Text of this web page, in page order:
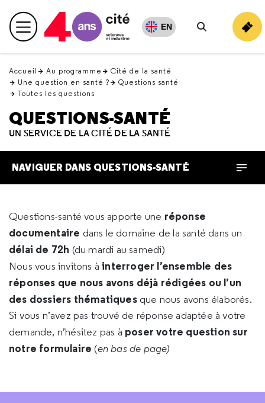
en
haut Menu principal EN
Rechercher
Accueil Au programme
Cité de la santé
Une question en santé ?
Questions santé
Toutes les questions
QUESTIONS-SANTÉ
UN SERVICE DE LA CITÉ DE LA SANTÉ
NAVIGUER DANS QUESTIONS-SANTÉ
Questions-santé vous apporte une réponse
documentaire dans le domaine de la santé dans un
délai de 72h (du mardi au samedi)
Nous vous invitons àinterroger l’ensemble des
réponses que nous avons déjà rédigées ou l’un
des dossiers thématiques que nous avons élaborés.
Si vous n’avez pas trouvé de réponse adaptée à votre
demande, n’hésitez pas à poser votre question sur
notre formulaire (en bas de page)